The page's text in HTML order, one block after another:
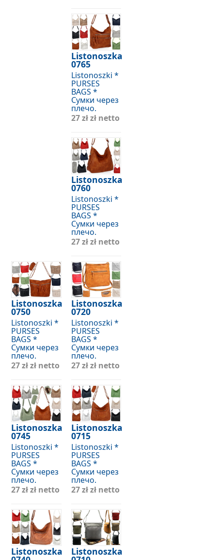
Listonoszka
0765
Listonoszki *
PURSES
BAGS *
Сумки через
плечо.
27 złzł netto
Listonoszka
0760
Listonoszki *
PURSES
BAGS *
Сумки через
плечо.
27 złzł netto
Listonoszka
0750
Listonoszki *
PURSES
BAGS *
Сумки через
плечо.
27 złzł netto
Listonoszka
0745
Listonoszki *
PURSES
BAGS *
Сумки через
плечо.
27 złzł netto
Listonoszka
Listonoszka
0720
Listonoszki *
PURSES
BAGS *
Сумки через
плечо.
27 złzł netto
Listonoszka
0715
Listonoszki *
PURSES
BAGS *
Сумки через
плечо.
27 złzł netto
Listonoszka